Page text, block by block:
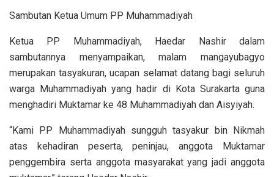
Sambutan Ketua Umum PP Muhammadiyah
Ketua PP Muhammadiyah, Haedar Nashir dalam
sambutannya menyampaikan, malam mangayubagyo
merupakan tasyakuran, ucapan selamat datang bagi seluruh
warga Muhammadiyah yang hadir di Kota Surakarta guna
menghadiri Muktamar ke 48 Muhammadiyah dan Aisyiyah.
“Kami PP Muhammadiyah sungguh tasyakur bin Nikmah
atas kehadiran peserta, peninjau, anggota Muktamar
penggembira serta anggota masyarakat yang jadi anggota